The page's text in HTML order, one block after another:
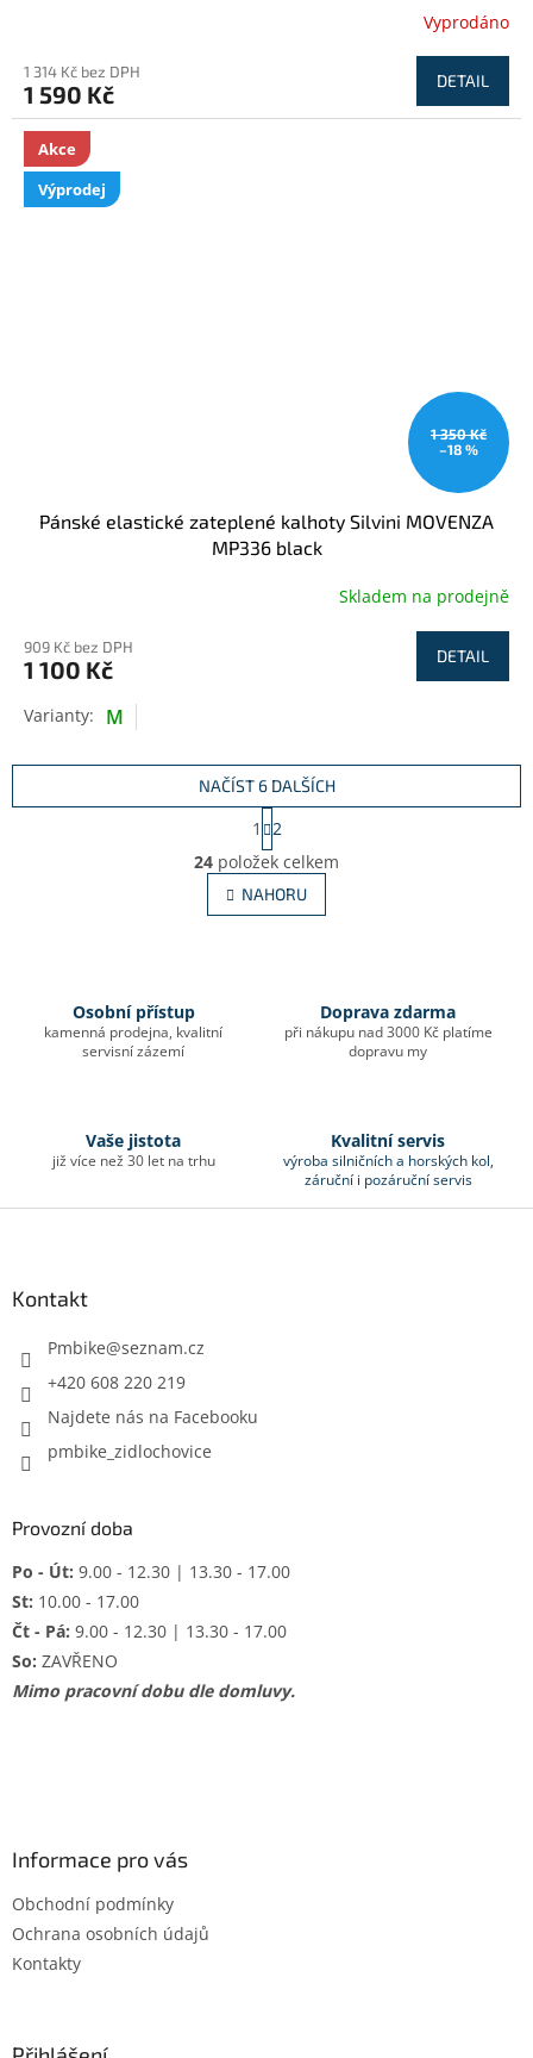
Vyprodáno
1 314 Kč bez DPH
1 590 Kč DETAIL
Akce
Výprodej
1 350 Kč
–18 %
Pánské elastické zateplené kalhoty Silvini MOVENZA
MP336 black
Skladem na prodejně
909 Kč bez DPH
1 100 Kč DETAIL
M
O
v
l
á
i
NAČÍST 6 DALŠÍCH
S
t
r
á
n
k
1
2
24 položek celkem
NAHORU
Osobní přístup
kamenná prodejna, kvalitní
servisní zázemí
Doprava zdarma
při nákupu nad 3000 Kč platíme
dopravu my
Vaše jistota
již více než 30 let na trhu
Kvalitní servis
výroba silničních a horských kol,
záruční i pozáruční servis
Kontakt
Pmbike@seznam.cz
+420 608 220 219
Najdete nás na Facebooku
pmbike_zidlochovice
Provozní doba
Po - Út: 9.00 - 12.30 | 13.30 - 17.00
St: 10.00 - 17.00
Čt - Pá: 9.00 - 12.30 | 13.30 - 17.00
So: ZAVŘENO
Mimo pracovní dobu dle domluvy.
Informace pro vás
Obchodní podmínky
Ochrana osobních údajů
Kontakty